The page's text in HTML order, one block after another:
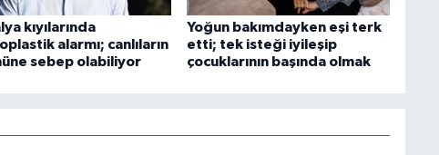
kıyılarında
alarmı; canlıların
sebep olabiliyor
Yoğun bakımdayken eşi terk
etti; tek isteği iyileşip
çocuklarının başında olmak